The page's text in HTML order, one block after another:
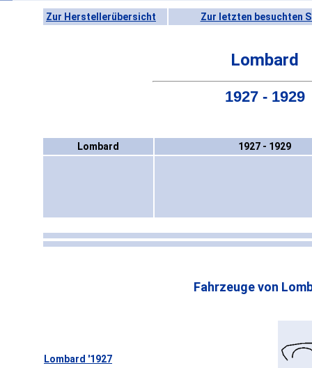
Zur Herstellerübersicht Zur letzten besuchten
Lombard
1927 - 1929
Lombard 1927 - 1929
Fahrzeuge von
Lombard '1927